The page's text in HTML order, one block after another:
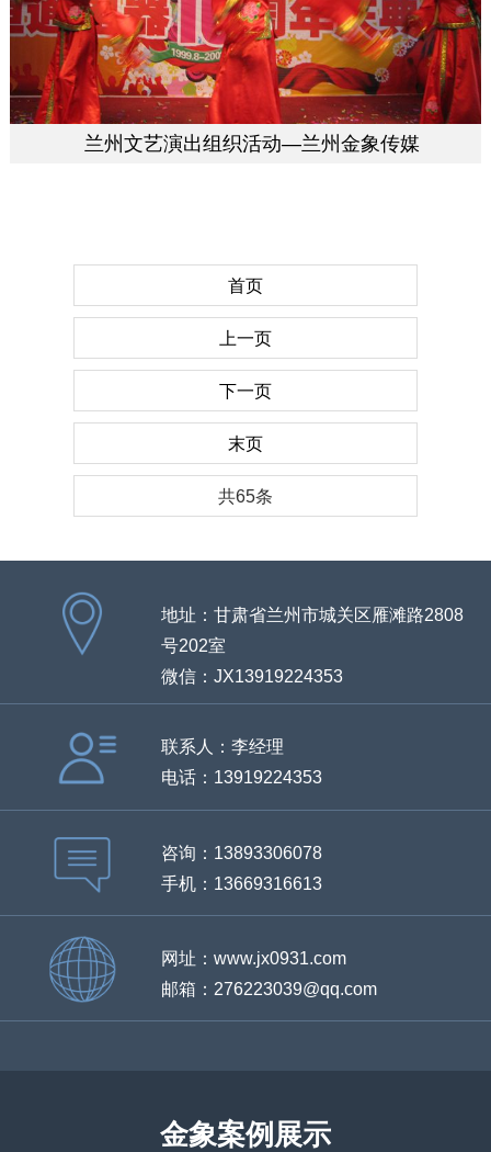
兰州文艺演出组织活动—兰州金象传媒
首页
上一页
下一页
末页
共65条
地址：甘肃省兰州市城关区雁滩路2808
号202室
微信：JX13919224353
联系人：李经理
电话：13919224353
咨询：13893306078
手机：13669316613
网址：www.jx0931.com
邮箱：276223039@qq.com
金象案例展示